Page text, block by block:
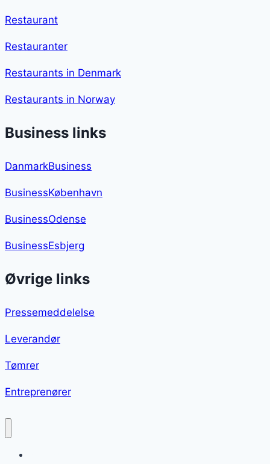
Restaurant
Restauranter
Restaurants in Denmark
Restaurants in Norway
Business links
DanmarkBusiness
BusinessKøbenhavn
BusinessOdense
BusinessEsbjerg
Øvrige links
Pressemeddelelse
Leverandør
Tømrer
Entreprenører